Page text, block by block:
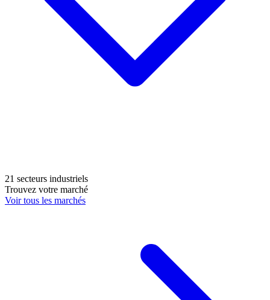
21 secteurs industriels
Trouvez votre marché
Voir tous les marchés